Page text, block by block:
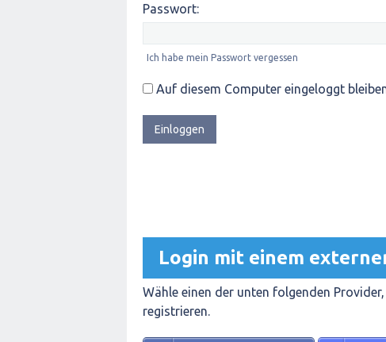
Passwort:
Ich habe mein Passwort vergessen
Auf diesem Computer eingeloggt
Login mit einem
Wähle einen der unten folgenden
registrieren.